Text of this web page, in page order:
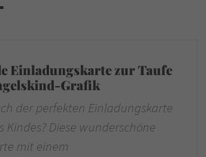
Einladungskarte zur Taufe
Grafik
der perfekten Einladungskarte
Kindes? Diese wunderschöne
mit einem